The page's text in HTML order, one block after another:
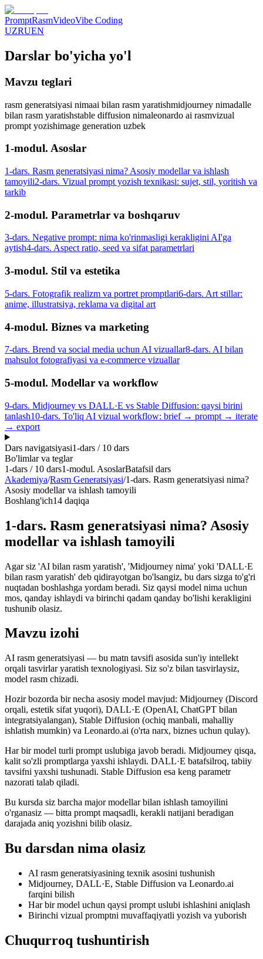
PromptRasmVideoVibe Coding
UZRUEN
Darslar bo'yicha yo'l
Mavzu teglari
rasm generatsiyasi nimaai bilan rasm yaratishmidjourney nimadalle
bilan rasm yaratishstable diffusion nimaleonardo ai rasmvizual
prompt yozishimage generation uzbek
1-modul. Asoslar
1-dars. Rasm generatsiyasi nima? Asosiy modellar va ishlash
tamoyili2-dars. Vizual prompt yozish texnikasi: sujet, stil, yoritish va
tarkib
2-modul. Parametrlar va boshqaruv
3-dars. Negative prompt: nima ko'rinmasligi kerakligini AI'ga
aytish4-dars. Aspect ratio, seed va sifat parametrlari
3-modul. Stil va estetika
5-dars. Fotografik realizm va portret promptlari6-dars. Art stillar:
anime, illustratsiya, reklama va digital art
4-modul. Biznes va marketing
7-dars. Brend va social media uchun AI vizuallar8-dars. AI bilan
mahsulot fotografiyasi va e-commerce vizuallar
5-modul. Modellar va workflow
9-dars. Midjourney vs DALL·E vs Stable Diffusion: qaysi birini
tanlash10-dars. To'liq AI vizual workflow: brief → prompt → iterate
→ export
Dars navigatsiyasi1-dars / 10 dars
Bo'limlar va teglar
1-dars / 10 dars1-modul. AsoslarBatafsil dars
Akademiya/Rasm Generatsiyasi/1-dars. Rasm generatsiyasi nima?
Asosiy modellar va ishlash tamoyili
Boshlang'ich14 daqiqa
1-dars. Rasm generatsiyasi nima? Asosiy
modellar va ishlash tamoyili
Agar siz 'AI bilan rasm yaratish', 'Midjourney nima' yoki 'DALL·E
bilan rasm yaratish' deb qidirayotgan bo'lsangiz, bu dars sizga to'g'ri
nuqtadan boshlashga yordam beradi. Siz qaysi model nima uchun
mos, qanday ishlaydi va birinchi qadam qanday bo'lishi kerakligini
tushunib olasiz.
Mavzu izohi
AI rasm generatsiyasi — bu matn tavsifi asosida sun'iy intellekt
orqali tasvirlar yaratish texnologiyasi. Siz so'z bilan tasvirlaysiz,
model rasm chizadi.
Hozir bozorda bir necha asosiy model mavjud: Midjourney (Discord
orqali, estetik sifat yuqori), DALL·E (OpenAI, ChatGPT bilan
integratsiyalangan), Stable Diffusion (ochiq manbali, mahalliy
ishlatish mumkin) va Leonardo.ai (o'rta narx, biznes uchun qulay).
Har bir model turli prompt uslubiga javob beradi. Midjourney qisqa,
kalit so'zli promptlarga yaxshi ishlaydi. DALL·E batafsilroq, tabiiy
tavsifni yaxshi tushunadi. Stable Diffusion esa keng parametr
nazorati talab qiladi.
Bu kursda siz barcha major modellar bilan ishlash tamoyilini
o'rganasiz — bitta prompt maqsadli, kerakli natijani beradigan
darajada aniq yozishni bilib olasiz.
Bu darsdan nima olasiz
AI rasm generatsiyasining texnik asosini tushunish
Midjourney, DALL·E, Stable Diffusion va Leonardo.ai
farqini bilish
Har bir model uchun qaysi prompt uslubi ishlashini aniqlash
Birinchi vizual promptni muvaffaqiyatli yozish va yuborish
Chuqurroq tushuntirish